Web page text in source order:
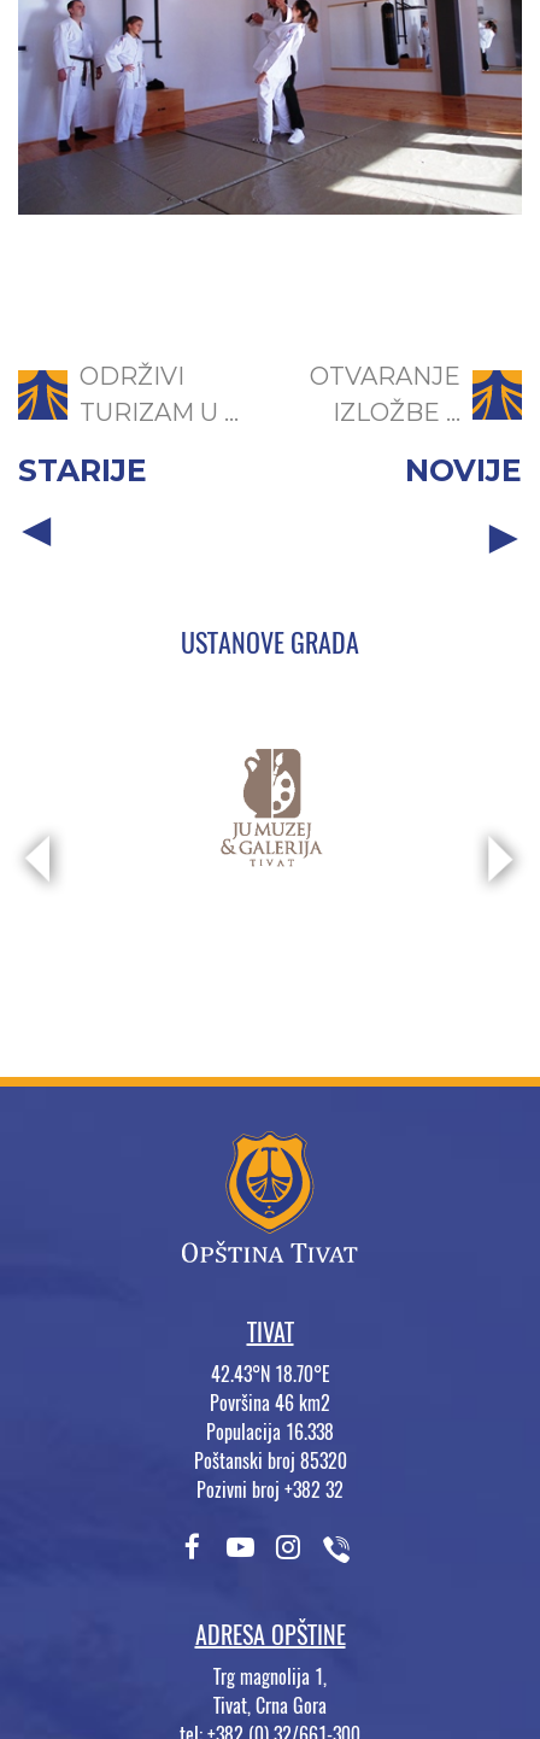
ODRŽIVI
TURIZAM U ...
STARIJE
OTVARANJE
IZLOŽBE ...
NOVIJE
USTANOVE GRADA
TIVAT
42.43°N 18.70°E
Površina 46 km2
Populacija 16.338
Poštanski broj 85320
Pozivni broj +382 32
ADRESA OPŠTINE
Trg magnolija 1,
Tivat, Crna Gora